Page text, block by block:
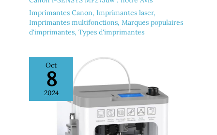
Imprimantes Canon, Imprimantes laser,
Imprimantes multifonctions, Marques populaires
d'imprimantes, Types d'imprimantes
Oct
8
2024